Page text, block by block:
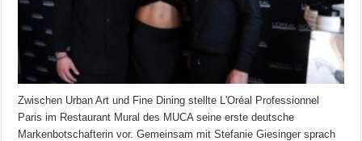
Zwischen Urban Art und Fine Dining stellte L'Oréal Professionnel
Paris im Restaurant Mural des MUCA seine erste deutsche
Markenbotschafterin vor. Gemeinsam mit Stefanie Giesinger sprach